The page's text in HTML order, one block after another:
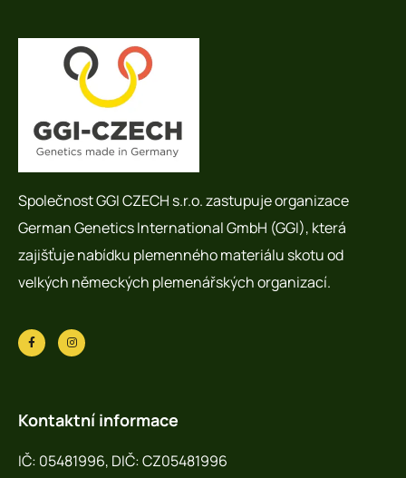
Společnost GGI CZECH s.r.o. zastupuje organizace
German Genetics International GmbH (GGI), která
zajišťuje nabídku plemenného materiálu skotu od
velkých německých plemenářských organizací.
Kontaktní informace
IČ: 05481996, DIČ: CZ05481996